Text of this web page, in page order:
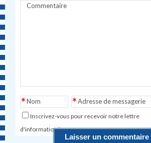
Commentaire
Nom
* Adresse de messagerie
*
Inscrivez-vous pour recevoir notre lettre
d'information !